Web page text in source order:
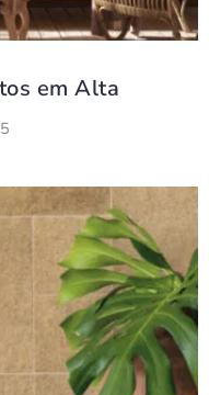
em Alta